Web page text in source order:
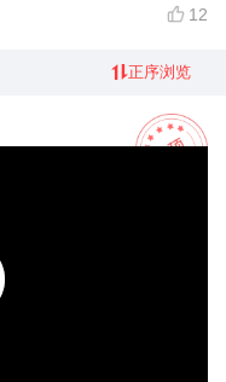
12
正序浏览